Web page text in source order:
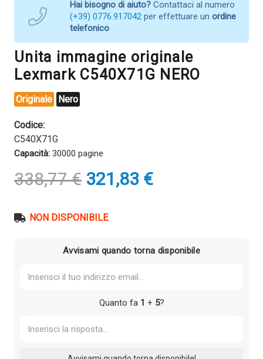
Hai bisogno di aiuto? Contattaci al numero
(+39) 0776.917042 per effettuare un ordine
telefonico
Unita immagine originale
Lexmark C540X71G NERO
Originale Nero
Codice:
C540X71G
Capacità: 30000 pagine
338,77€ Il
prezzo
era:
321,83 €Il
prezzo
NON DISPONIBILE
Avvisami quando torna disponibile
Quanto fa 1 + 5?